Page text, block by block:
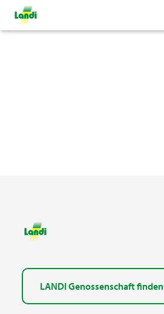
LANDI Genossenschaft finden